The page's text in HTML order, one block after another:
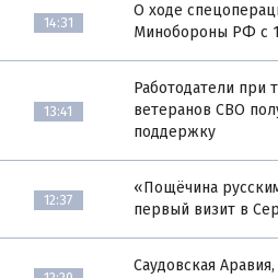
14:31
О ходе
Минобороны РФ с 1
13:41
Работодатели при
ветеранов СВО
поддержку
12:37
«Пощёчина
первый визит в
Саудовская